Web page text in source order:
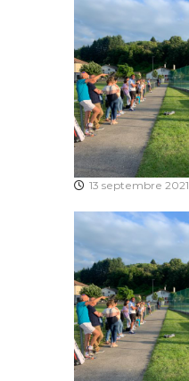
13 septembre 2021